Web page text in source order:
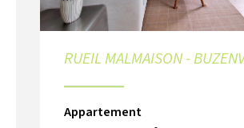
RUEIL MALMAISON -
Appartement